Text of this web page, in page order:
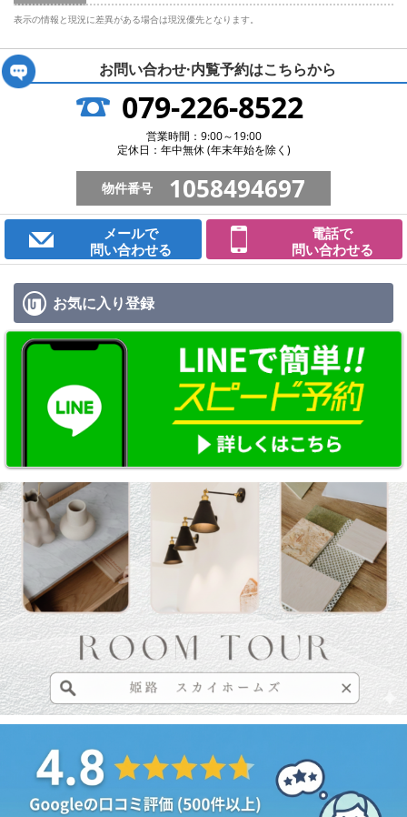
表示の情報と現況に差異がある場合は現況優先となります。
お問い合わせ·内覧予約はこちらから
079-226-8522
営業時間：9:00～19:00
定休日：年中無休 (年末年始を除く)
物件番号 1058494697
メールで
問い合わせる
電話で
問い合わせる
お気に入り登録